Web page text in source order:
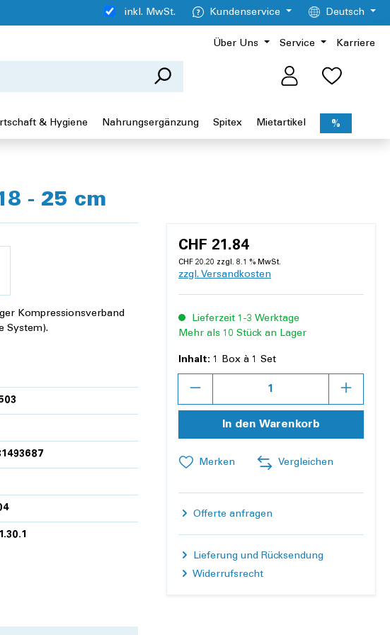
inkl. MwSt. Kundenservice Deutsch
Über Uns Service Karriere
& Hygiene Nahrungsergänzung Spitex Mietartikel %
- 25 cm
Kompressionsverband
System).
CHF 21.84
CHF 20.20 zzgl. 8.1 % MwSt.
zzgl. Versandkosten
Lieferzeit 1-3 Werktage
Mehr als 10 Stück an Lager
Inhalt: 1 Box à 1 Set
In den Warenkorb
Merken Vergleichen
Offerte anfragen
Lieferung und Rücksendung
Widerrufsrecht